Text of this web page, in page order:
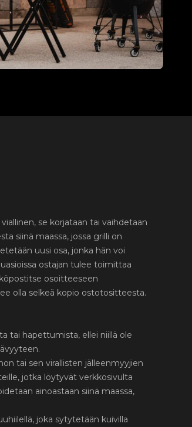
se korjataan tai vaihdetaan
siinä maassa, jossa grilli on
uusi osa, jonka hän voi
ostajan tulee toimittaa
osoitteeseen
olla selkeä kopio ostotositteesta.
tai hapettumista, ellei niillä ole
tai sen virallisten jälleenmyyjien
jotka löytyvät verkkosivulta
ainoastaan siinä maassa,
joka sytytetään kuivilla